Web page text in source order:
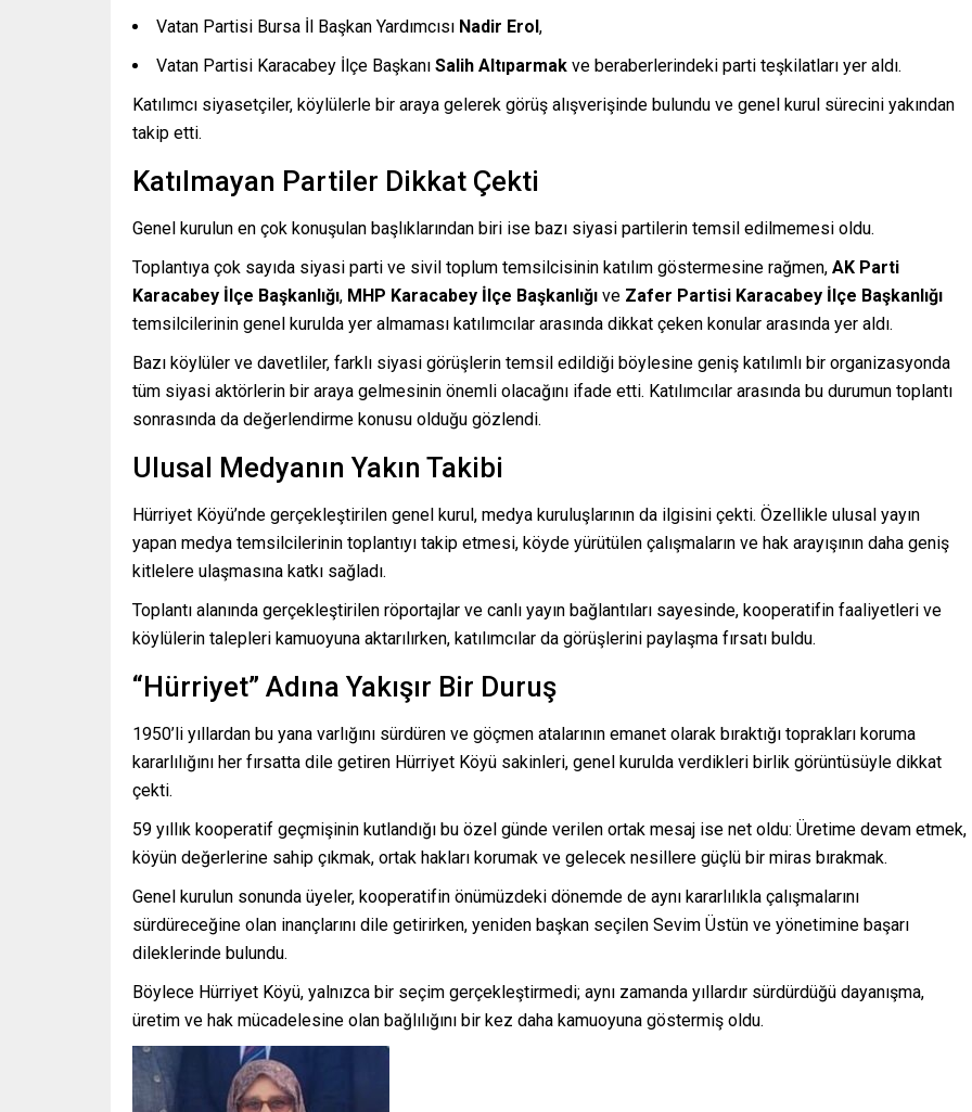
Vatan Partisi Bursa İl Başkan Yardımcısı Nadir Erol,
Vatan Partisi Karacabey İlçe Başkanı Salih Altıparmak ve beraberlerindeki parti teşkilatları yer aldı.
Katılımcı siyasetçiler, köylülerle bir araya gelerek görüş alışverişinde bulundu ve genel kurul sürecini yakından
takip etti.
Katılmayan Partiler Dikkat Çekti
Genel kurulun en çok konuşulan başlıklarından biri ise bazı siyasi partilerin temsil edilmemesi oldu.
Toplantıya çok sayıda siyasi parti ve sivil toplum temsilcisinin katılım göstermesine rağmen, AK Parti
Karacabey İlçe Başkanlığı, MHP Karacabey İlçe Başkanlığı ve Zafer Partisi Karacabey İlçe Başkanlığı
temsilcilerinin genel kurulda yer almaması katılımcılar arasında dikkat çeken konular arasında yer aldı.
Bazı köylüler ve davetliler, farklı siyasi görüşlerin temsil edildiği böylesine geniş katılımlı bir organizasyonda
tüm siyasi aktörlerin bir araya gelmesinin önemli olacağını ifade etti. Katılımcılar arasında bu durumun toplantı
sonrasında da değerlendirme konusu olduğu gözlendi.
Ulusal Medyanın Yakın Takibi
Hürriyet Köyü’nde gerçekleştirilen genel kurul, medya kuruluşlarının da ilgisini çekti. Özellikle ulusal yayın
yapan medya temsilcilerinin toplantıyı takip etmesi, köyde yürütülen çalışmaların ve hak arayışının daha geniş
kitlelere ulaşmasına katkı sağladı.
Toplantı alanında gerçekleştirilen röportajlar ve canlı yayın bağlantıları sayesinde, kooperatifin faaliyetleri ve
köylülerin talepleri kamuoyuna aktarılırken, katılımcılar da görüşlerini paylaşma fırsatı buldu.
“Hürriyet” Adına Yakışır Bir Duruş
1950’li yıllardan bu yana varlığını sürdüren ve göçmen atalarının emanet olarak bıraktığı toprakları koruma
kararlılığını her fırsatta dile getiren Hürriyet Köyü sakinleri, genel kurulda verdikleri birlik görüntüsüyle dikkat
çekti.
59 yıllık kooperatif geçmişinin kutlandığı bu özel günde verilen ortak mesaj ise net oldu: Üretime devam etmek,
köyün değerlerine sahip çıkmak, ortak hakları korumak ve gelecek nesillere güçlü bir miras bırakmak.
Genel kurulun sonunda üyeler, kooperatifin önümüzdeki dönemde de aynı kararlılıkla çalışmalarını
sürdüreceğine olan inançlarını dile getirirken, yeniden başkan seçilen Sevim Üstün ve yönetimine başarı
dileklerinde bulundu.
Böylece Hürriyet Köyü, yalnızca bir seçim gerçekleştirmedi; aynı zamanda yıllardır sürdürdüğü dayanışma,
üretim ve hak mücadelesine olan bağlılığını bir kez daha kamuoyuna göstermiş oldu.